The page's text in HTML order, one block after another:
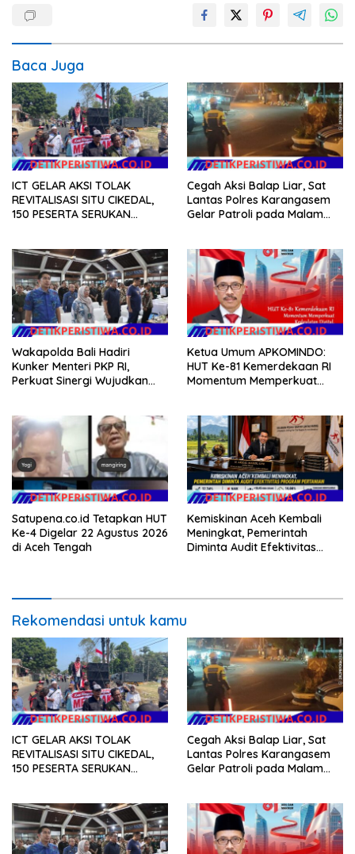
Baca Juga
ICT GELAR AKSI TOLAK
REVITALISASI SITU CIKEDAL,
150 PESERTA SERUKAN
Cegah Aksi Balap Liar, Sat
Lantas Polres Karangasem
Gelar Patroli pada Malam
Wakapolda Bali Hadiri
Kunker Menteri PKP RI,
Perkuat Sinergi Wujudkan
Ketua Umum APKOMINDO:
HUT Ke-81 Kemerdekaan RI
Momentum Memperkuat
Hukum Menuju Indonesia
Emas 2045
Satupena.co.id Tetapkan HUT
Ke-4 Digelar 22 Agustus 2026
di Aceh Tengah
Kemiskinan Aceh Kembali
Meningkat, Pemerintah
Diminta Audit Efektivitas
Rekomendasi untuk kamu
ICT GELAR AKSI TOLAK
REVITALISASI SITU CIKEDAL,
150 PESERTA SERUKAN
Cegah Aksi Balap Liar, Sat
Lantas Polres Karangasem
Gelar Patroli pada Malam